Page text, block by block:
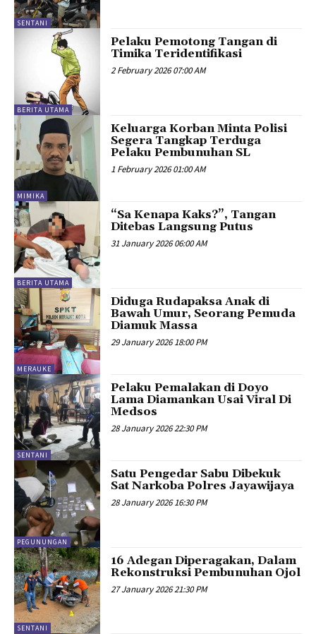
SENTANI
BERITA UTAMA
Pelaku Pemotong Tangan di
Timika Teridentifikasi
2 February 2026 07:00 AM
MIMIKA
Keluarga Korban Minta Polisi
Segera Tangkap Terduga
Pelaku Pembunuhan SL
1 February 2026 01:00 AM
BERITA UTAMA
“Sa Kenapa Kaks?”, Tangan
Ditebas Langsung Putus
31 January 2026 06:00 AM
MERAUKE
Diduga Rudapaksa Anak di
Bawah Umur, Seorang Pemuda
Diamuk Massa
29 January 2026 18:00 PM
SENTANI
Pelaku Pemalakan di Doyo
Lama Diamankan Usai Viral Di
Medsos
28 January 2026 22:30 PM
PEGUNUNGAN
Satu Pengedar Sabu Dibekuk
Sat Narkoba Polres Jayawijaya
28 January 2026 16:30 PM
SENTANI
16 Adegan Diperagakan, Dalam
Rekonstruksi Pembunuhan Ojol
27 January 2026 21:30 PM